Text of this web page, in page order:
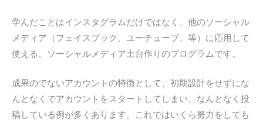
学んだことはインスタグラムだけではなく、他のソーシャル
メディア（フェイスブック、ユーチューブ、等）に応用して
使える、ソーシャルメディア土台作りのプログラムです。
成果のでないアカウントの特徴として、初期設計をせずにな
んとなくでアカウントをスタートしてしまい、なんとなく投
稿している例が多くあります。これではいくら努力をしても